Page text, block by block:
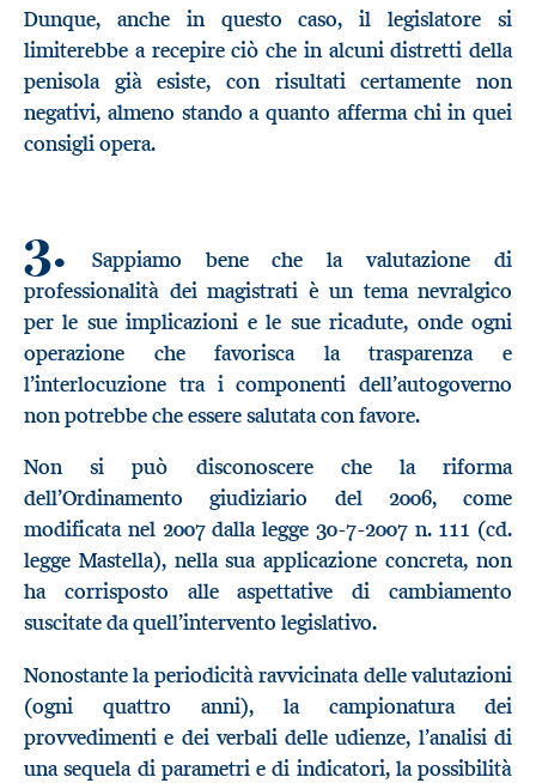
Dunque, anche in questo caso, il legislatore si
limiterebbe a recepire ciò che in alcuni distretti della
penisola già esiste, con risultati certamente non
negativi, almeno stando a quanto afferma chi in quei
consigli opera.
3.
Sappiamo bene che la valutazione di
professionalità dei magistrati è un tema nevralgico
per le sue implicazioni e le sue ricadute, onde ogni
operazione che favorisca la trasparenza e
l’interlocuzione tra i componenti dell’autogoverno
non potrebbe che essere salutata con favore.
Non si può disconoscere che la riforma
dell’Ordinamento giudiziario del 2006, come
modificata nel 2007 dalla legge 30-7-2007 n. 111 (cd.
legge Mastella), nella sua applicazione concreta, non
ha corrisposto alle aspettative di cambiamento
suscitate da quell’intervento legislativo.
Nonostante la periodicità ravvicinata delle valutazioni
(ogni quattro anni), la campionatura dei
provvedimenti e dei verbali delle udienze, l’analisi di
una sequela di parametri e di indicatori, la possibilità